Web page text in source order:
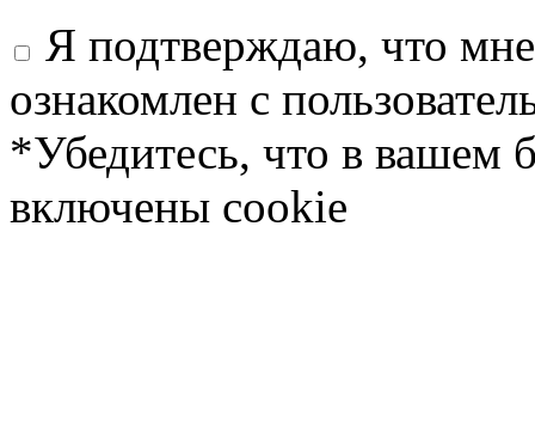
Я подтверждаю, что
ознакомлен с
*Убедитесь, что в вашем
включены cookie